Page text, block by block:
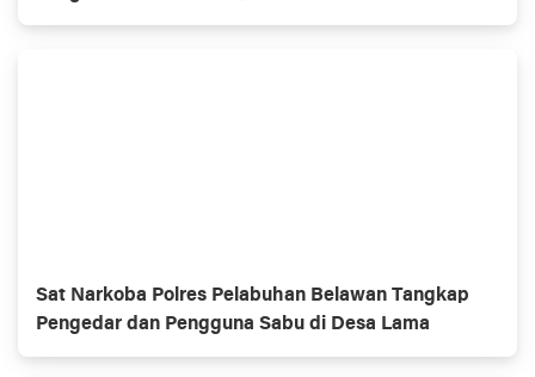
Sat Narkoba Polres Pelabuhan Belawan Tangkap
Pengedar dan Pengguna Sabu di Desa Lama